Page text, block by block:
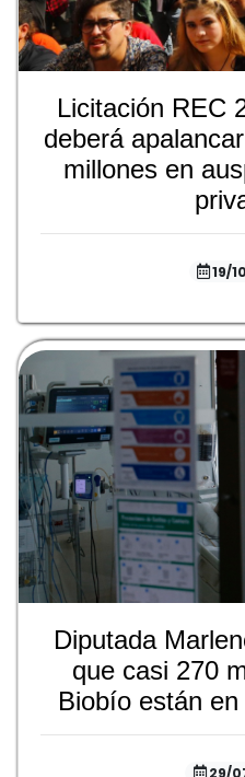
Licitación REC
deberá
millones en
19/
Diputada
que casi 270
Biobío están
29/